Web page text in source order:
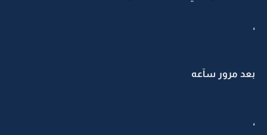
،
بعد مرور سآعه
،